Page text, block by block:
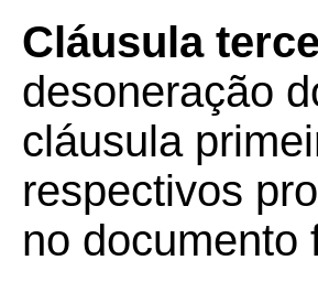
Cláusula
desoneração
cláusula
respectivos
no documento